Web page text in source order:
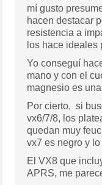
mí gusto
hacen destacar
resistencia a
los hace ideales
Yo conseguí
mano y con el
magnesio es
Por cierto, si
vx6/7/8, los
quedan muy
vx7 es negro y
El VX8 que
APRS, me